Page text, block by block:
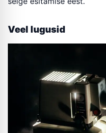
Veel lugusid